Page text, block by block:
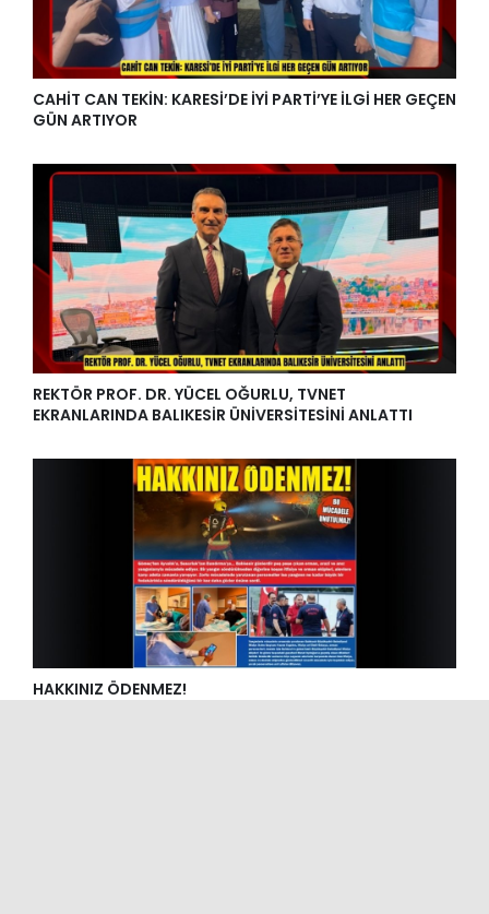
CAHİT CAN TEKİN: KARESİ’DE İYİ PARTİ’YE İLGİ HER GEÇEN
GÜN ARTIYOR
REKTÖR PROF. DR. YÜCEL OĞURLU, TVNET
EKRANLARINDA BALIKESİR ÜNİVERSİTESİNİ ANLATTI
HAKKINIZ ÖDENMEZ!